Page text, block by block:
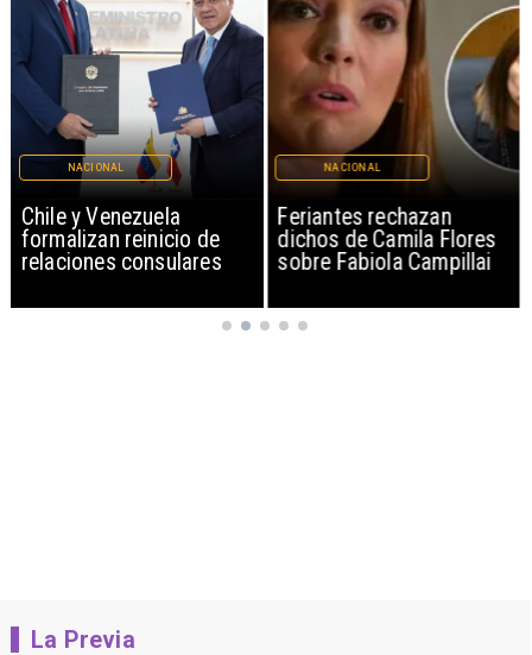
Chile y Venezuela
formalizan reinicio de
relaciones consulares
NACIONAL
Feriantes rechazan
dichos de Camila Flores
sobre Fabiola Campillai
NACIONAL
La Previa